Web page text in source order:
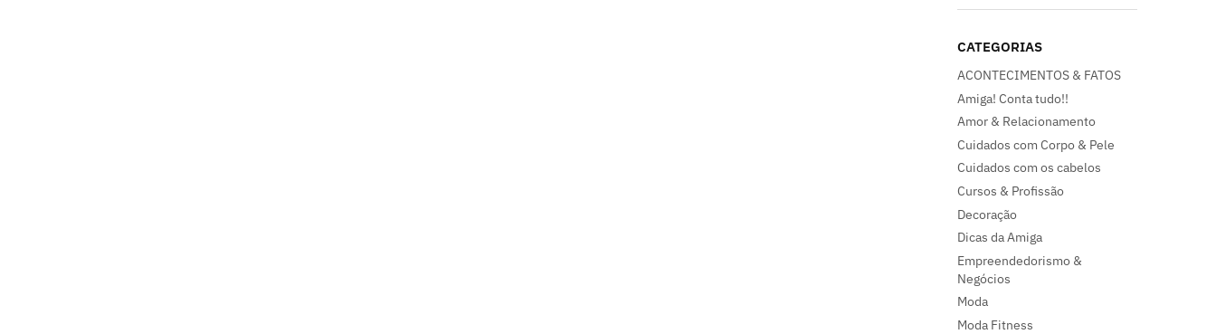
CATEGORIAS
ACONTECIMENTOS & FATOS
Amiga! Conta tudo!!
Amor & Relacionamento
Cuidados com Corpo & Pele
Cuidados com os cabelos
Cursos & Profissão
Decoração
Dicas da Amiga
Empreendedorismo &
Negócios
Moda
Moda Fitness